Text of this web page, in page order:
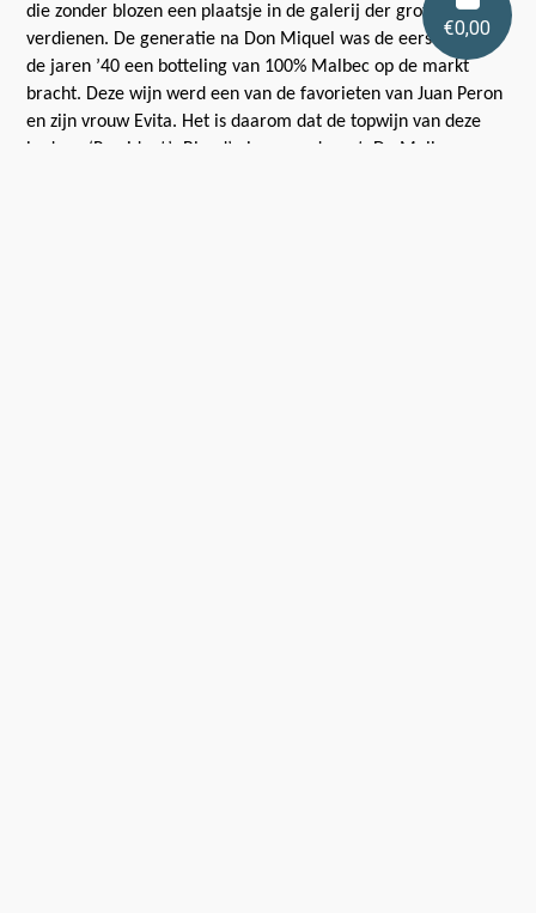
€0,00
die zonder blozen een plaatsje in de galerij der groten
verdienen. De generatie na Don Miquel was de eerste die in
de jaren ’40 een botteling van 100% Malbec op de markt
bracht. Deze wijn werd een van de favorieten van Juan Peron
en zijn vrouw Evita. Het is daarom dat de topwijn van deze
bodega ‘President’s Blend’ als naam draagt. De Malbec van